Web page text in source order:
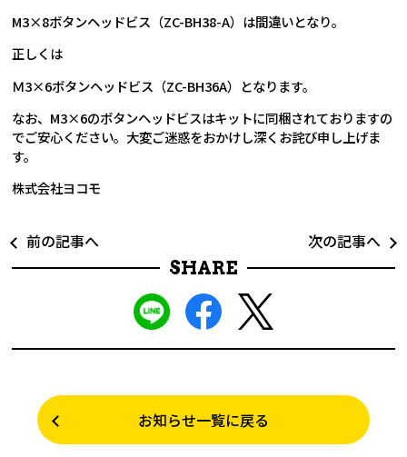
M3×8ボタンヘッドビス（ZC-BH38-A）は間違いとなり。
正しくは
Ｍ3×6ボタンヘッドビス（ZC-BH36A）となります。
なお、M3×6のボタンヘッドビスはキットに同梱されておりますの
でご安心ください。大変ご迷惑をおかけし深くお詫び申し上げま
す。
株式会社ヨコモ
前の記事へ
次の記事へ
SHARE
お知らせ一覧に戻る